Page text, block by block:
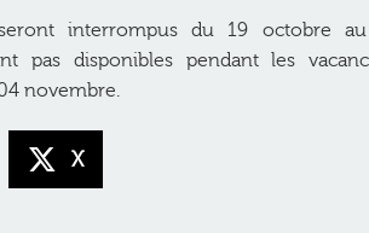
interrompus du 19 octobre
pas disponibles pendant les
novembre.
X